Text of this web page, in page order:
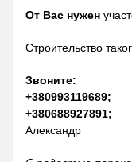
От Вас нужен
Строительство
Звоните:
+380993119689;
+380688927891;
Александр